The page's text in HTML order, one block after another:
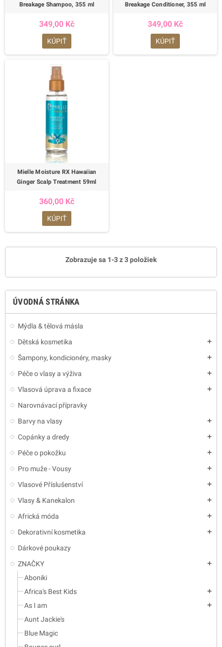
ÚVODNÁ STRÁNKA
Mýdla & tělová másla
Dětská kosmetika
add
Šampony, kondicionéry, masky add
Péče o vlasy a výživa add
Vlasová úprava a fixace add
Narovnávací přípravky
Barvy na vlasy
add
Copánky a dredy add
Péče o pokožku add
Pro muže - Vousy add
Vlasové Příslušenství add
Vlasy & Kanekalon add
Africká móda add
Dekorativní kosmetika add
Dárkové poukazy
ZNAČKY
add
Aboniki
Africa's Best Kids
add
As I am add
Aunt Jackie's
Blue Magic
Breakage Shampoo, 355 ml
349,00 Kč
KÚPIŤ
Breakage Conditioner, 355 ml
349,00 Kč
KÚPIŤ
Mielle Moisture RX Hawaiian
Ginger Scalp Treatment 59ml
360,00 Kč
KÚPIŤ
Zobrazuje sa 1-3 z 3 položiek